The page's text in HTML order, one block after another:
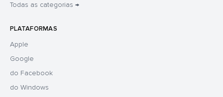
Todas as categorias →
PLATAFORMAS
Apple
Google
do Facebook
do Windows